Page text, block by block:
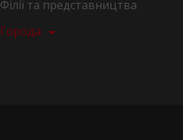
Філії та представництва
Города